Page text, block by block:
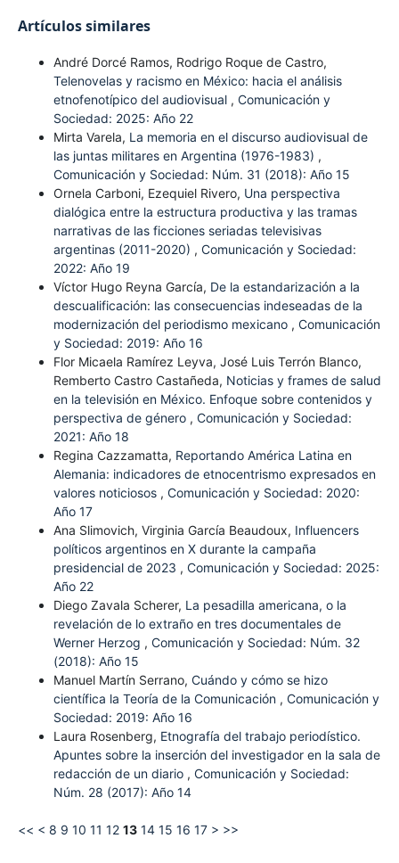
Artículos similares
André Dorcé Ramos, Rodrigo Roque de Castro,
Telenovelas y racismo en México: hacia el análisis
etnofenotípico del audiovisual , Comunicación y
Sociedad: 2025: Año 22
Mirta Varela, La memoria en el discurso audiovisual de
las juntas militares en Argentina (1976-1983) ,
Comunicación y Sociedad: Núm. 31 (2018): Año 15
Ornela Carboni, Ezequiel Rivero, Una perspectiva
dialógica entre la estructura productiva y las tramas
narrativas de las ficciones seriadas televisivas
argentinas (2011-2020) , Comunicación y Sociedad:
2022: Año 19
Víctor Hugo Reyna García, De la estandarización a la
descualificación: las consecuencias indeseadas de la
modernización del periodismo mexicano , Comunicación
y Sociedad: 2019: Año 16
Flor Micaela Ramírez Leyva, José Luis Terrón Blanco,
Remberto Castro Castañeda, Noticias y frames de salud
en la televisión en México. Enfoque sobre contenidos y
perspectiva de género , Comunicación y Sociedad:
2021: Año 18
Regina Cazzamatta, Reportando América Latina en
Alemania: indicadores de etnocentrismo expresados en
valores noticiosos , Comunicación y Sociedad: 2020:
Año 17
Ana Slimovich, Virginia García Beaudoux, Influencers
políticos argentinos en X durante la campaña
presidencial de 2023 , Comunicación y Sociedad: 2025:
Año 22
Diego Zavala Scherer, La pesadilla americana, o la
revelación de lo extraño en tres documentales de
Werner Herzog , Comunicación y Sociedad: Núm. 32
(2018): Año 15
Manuel Martín Serrano, Cuándo y cómo se hizo
científica la Teoría de la Comunicación , Comunicación y
Sociedad: 2019: Año 16
Laura Rosenberg, Etnografía del trabajo periodístico.
Apuntes sobre la inserción del investigador en la sala de
redacción de un diario , Comunicación y Sociedad:
Núm. 28 (2017): Año 14
<< < 8 9 10 11 12 13 14 15 16 17 > >>